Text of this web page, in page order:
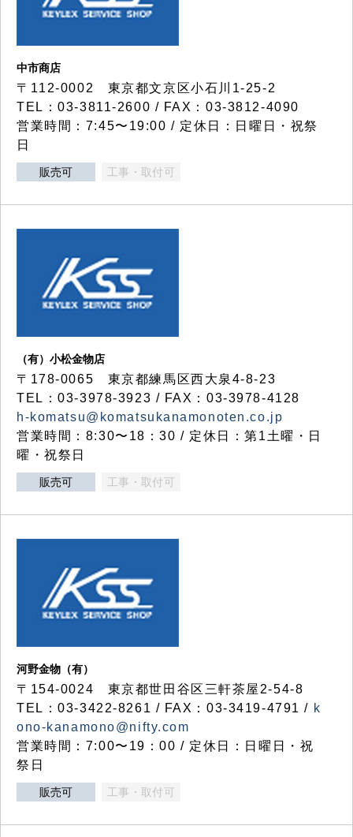
中市商店
〒112-0002 東京都文京区小石川1-25-2
TEL：03-3811-2600 / FAX：03-3812-4090
営業時間：7:45〜19:00 / 定休日：日曜日・祝祭
日
販売可 工事・取付可
（有）小松金物店
〒178-0065 東京都練馬区西大泉4-8-23
TEL：03-3978-3923 / FAX：03-3978-4128
h-komatsu@komatsukanamonoten.co.jp
営業時間：8:30〜18：30 / 定休日：第1土曜・日
曜・祝祭日
販売可 工事・取付可
河野金物（有）
〒154-0024 東京都世田谷区三軒茶屋2-54-8
TEL：03-3422-8261 / FAX：03-3419-4791 / k
ono-kanamono@nifty.com
営業時間：7:00〜19：00 / 定休日：日曜日・祝
祭日
販売可 工事・取付可